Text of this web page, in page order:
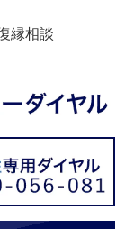
縁相談